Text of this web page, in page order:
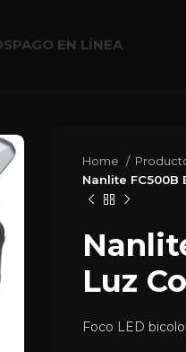
PAGO EN LÍNEA
Home
Nanlite FC500B
Luz
Foco LED